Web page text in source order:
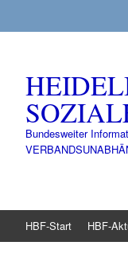
Bundesweiter
Inhalt
HBF-Start HBF-